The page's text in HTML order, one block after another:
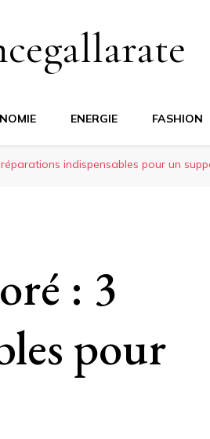
ENERGIE FASHION
indispensables pour un
: 3
pour